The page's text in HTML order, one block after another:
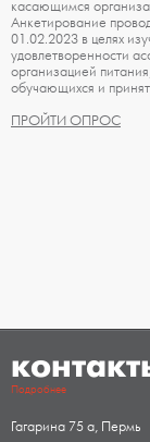
касающимся
Анкетирование
01.02.2023 в целях
удовлетворенности
организацией
обучающихся и
ПРОЙТИ ОПРОС
Подробнее
Гагарина 75 а, Пермь